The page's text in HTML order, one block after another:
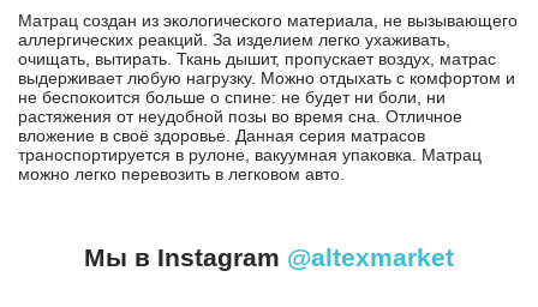
Матрац создан из экологического материала, не вызывающего
аллергических реакций. За изделием легко ухаживать,
очищать, вытирать. Ткань дышит, пропускает воздух, матрас
выдерживает любую нагрузку. Можно отдыхать с комфортом и
не беспокоится больше о спине: не будет ни боли, ни
растяжения от неудобной позы во время сна. Отличное
вложение в своё здоровье. Данная серия матрасов
траноспортируется в рулоне, вакуумная упаковка. Матрац
можно легко перевозить в легковом авто.
Мы в Instagram @altexmarket